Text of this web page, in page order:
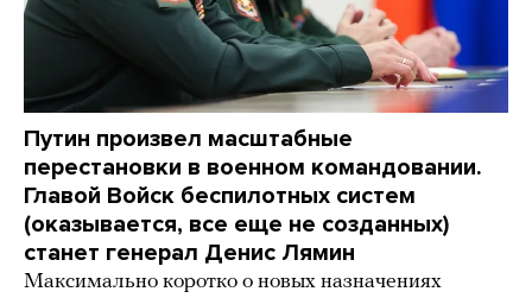
Путин произвел масштабные
перестановки в военном командовании.
Главой Войск беспилотных систем
(оказывается, все еще не созданных)
станет генерал Денис Лямин
Максимально коротко о новых назначениях